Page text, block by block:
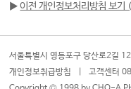
▶이전 개인정보처리방침 보
서울특별시 영등포구 당산로2길
개인정보취급방침
고객센터